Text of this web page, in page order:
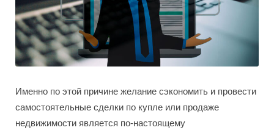
Именно по этой причине желание сэкономить и провести
самостоятельные сделки по купле или продаже
недвижимости является по-настоящему